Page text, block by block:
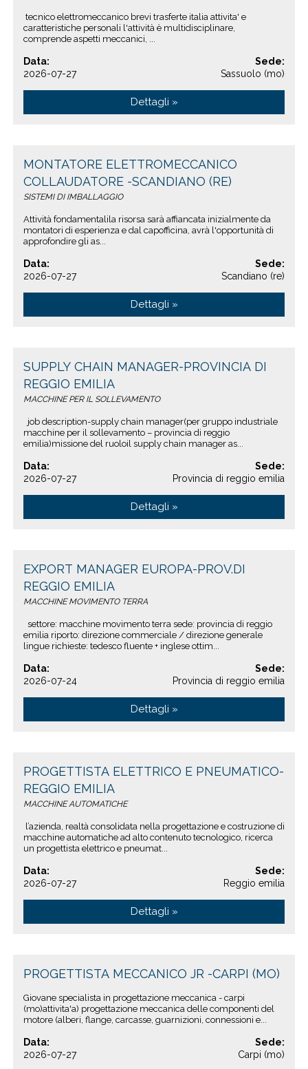
tecnico elettromeccanico brevi trasferte italia attivita' e
caratteristiche personali l'attività è multidisciplinare,
comprende aspetti meccanici, ...
Data:
2026-07-27
Sede:
Sassuolo (mo)
Dettagli »
MONTATORE ELETTROMECCANICO
COLLAUDATORE -SCANDIANO (RE)
SISTEMI DI IMBALLAGGIO
Attività fondamentalila risorsa sarà affiancata inizialmente da
montatori di esperienza e dal capofficina, avrà l'opportunità di
approfondire gli as...
Data:
2026-07-27
Sede:
Scandiano (re)
Dettagli »
SUPPLY CHAIN MANAGER-PROVINCIA DI
REGGIO EMILIA
MACCHINE PER IL SOLLEVAMENTO
job description-supply chain manager(per gruppo industriale
macchine per il sollevamento – provincia di reggio
emilia)missione del ruoloil supply chain manager as...
Data:
2026-07-27
Sede:
Provincia di reggio emilia
Dettagli »
EXPORT MANAGER EUROPA-PROV.DI
REGGIO EMILIA
MACCHINE MOVIMENTO TERRA
settore: macchine movimento terra sede: provincia di reggio
emilia riporto: direzione commerciale / direzione generale
lingue richieste: tedesco fluente + inglese ottim...
Data:
2026-07-24
Sede:
Provincia di reggio emilia
Dettagli »
PROGETTISTA ELETTRICO E PNEUMATICO-
REGGIO EMILIA
MACCHINE AUTOMATICHE
l’azienda, realtà consolidata nella progettazione e costruzione di
macchine automatiche ad alto contenuto tecnologico, ricerca
un progettista elettrico e pneumat...
Data:
2026-07-27
Sede:
Reggio emilia
Dettagli »
PROGETTISTA MECCANICO JR -CARPI (MO)
Giovane specialista in progettazione meccanica - carpi
(mo)attivita'a) progettazione meccanica delle componenti del
motore (alberi, flange, carcasse, guarnizioni, connessioni e...
Data:
2026-07-27
Sede:
Carpi (mo)